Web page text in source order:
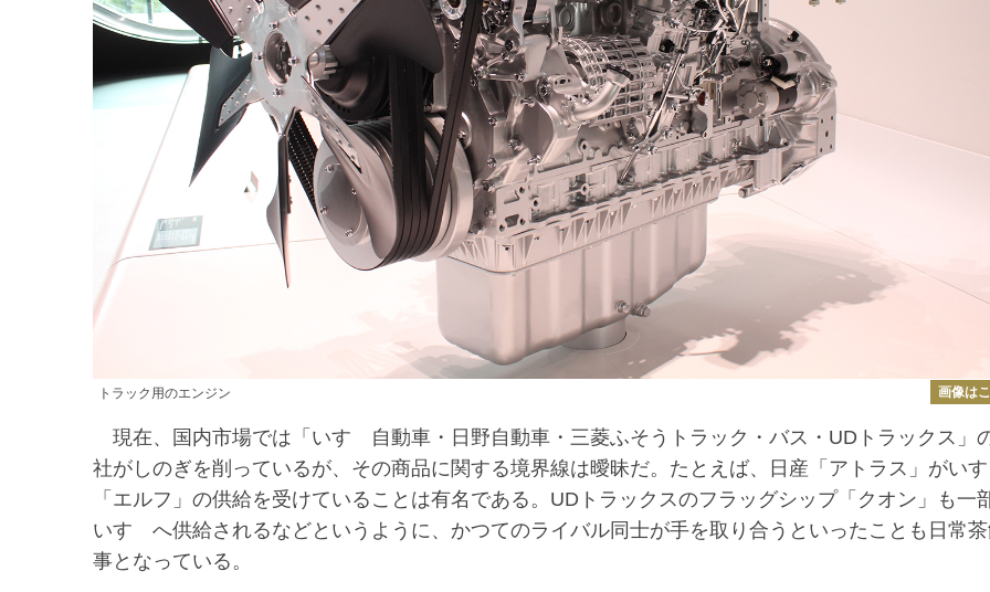
トラック用のエンジン 画像は
現在、国内市場では「いすゞ自動車・日野自動車・三菱ふそうトラック・バス・UDトラックス」
社がしのぎを削っているが、その商品に関する境界線は曖昧だ。たとえば、日産「アトラス」がい
「エルフ」の供給を受けていることは有名である。UDトラックスのフラッグシップ「クオン」も一
いすゞへ供給されるなどというように、かつてのライバル同士が手を取り合うといったことも日常
事となっている。